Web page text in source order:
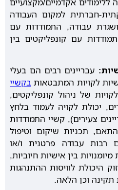
חברתית למקום העבודה
עבודה, התמודדות עם
עם קונפליקטים בין
עבריינים רבים הם בעלי
לקויות המתבטאות בקשיי
של ניהול קונפליקטים,
יכולת לקויה לעמוד בלחץ
צעירים), קשיי התמודדות
תכניות שיקום וטיפול
רבות עבודה פרטנית ו/או
בין אישיות חיוביות,
היכולת לוויסות ההתנהגות
תקינה וכן הלאה.